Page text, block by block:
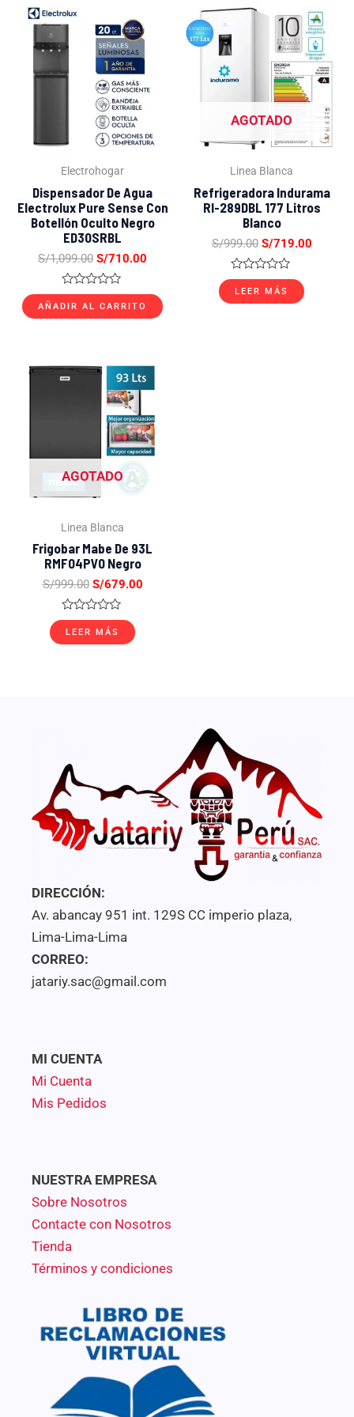
Electrohogar
Dispensador De Agua
Electrolux Pure Sense Con
Botellón Oculto Negro
ED30SRBL
S/1,099.00
precio
original
era:
S/1,099.00.
S/710.00
Valorado
con
0
AÑADIR AL CARRITO
AGOTADO
Linea Blanca
Refrigeradora Indurama
RI-289DBL 177 Litros
Blanco
S/999.00
precio
original
era:
S/999.00.
S/719.00
precio
actual
es:
S/
Valorado
con
0
LEER MÁS
AGOTADO
Linea Blanca
Frigobar Mabe De 93L
RMF04PV0 Negro
S/999.00
El
precio
original
era:
S/999.00.
S/679.00
El
precio
actual
S/679.00.
Valorado
con
0
LEER MÁS
DIRECCIÓN:
Av. abancay 951 int. 129S CC imperio plaza,
Lima-Lima-Lima
CORREO:
jatariy.sac@gmail.com
MI CUENTA
Mi Cuenta
Mis Pedidos
NUESTRA EMPRESA
Sobre Nosotros
Contacte con Nosotros
Tienda
Términos y condiciones